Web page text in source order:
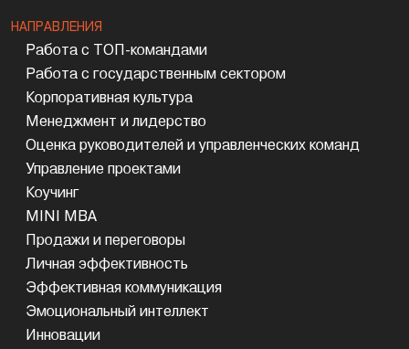
НАПРАВЛЕНИЯ
Работа с ТОП-командами
Работа с государственным сектором
Корпоративная культура
Менеджмент и лидерство
Оценка руководителей и управленческих команд
Управление проектами
Коучинг
MINI MBA
Продажи и переговоры
Личная эффективность
Эффективная коммуникация
Эмоциональный интеллект
Инновации